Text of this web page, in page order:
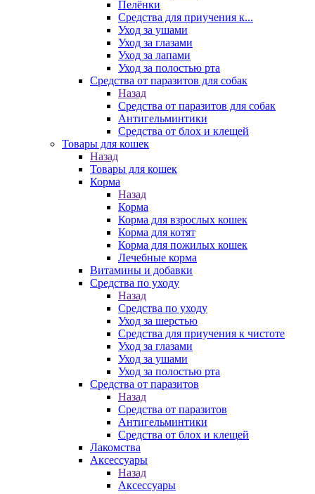
Пелёнки
Средства для приучения к...
Уход за ушами
Уход за глазами
Уход за лапами
Уход за полостью рта
Средства от паразитов для собак
Назад
Средства от паразитов для собак
Антигельминтики
Средства от блох и клещей
Товары для кошек
Назад
Товары для кошек
Корма
Назад
Корма
Корма для взрослых кошек
Корма для котят
Корма для пожилых кошек
Лечебные корма
Витамины и добавки
Средства по уходу
Назад
Средства по уходу
Уход за шерстью
Средства для приучения к чистоте
Уход за глазами
Уход за ушами
Уход за полостью рта
Средства от паразитов
Назад
Средства от паразитов
Антигельминтики
Средства от блох и клещей
Лакомства
Аксессуары
Назад
Аксессуары